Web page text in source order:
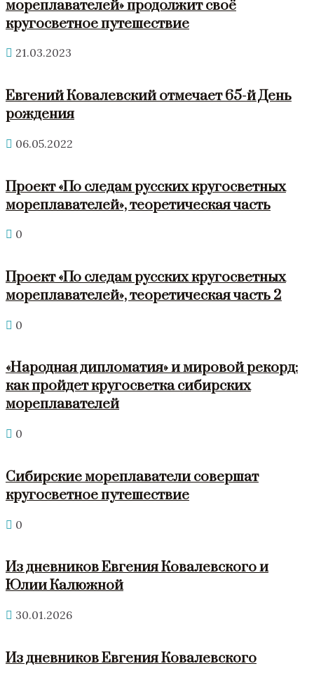
мореплавателей» продолжит своё
кругосветное путешествие
21.03.2023
Евгений Ковалевский отмечает 65-й День
рождения
06.05.2022
Проект «По следам русских кругосветных
мореплавателей», теоретическая часть
0
Проект «По следам русских кругосветных
мореплавателей», теоретическая часть 2
0
«Народная дипломатия» и мировой рекорд:
как пройдет кругосветка сибирских
мореплавателей
0
Сибирские мореплаватели совершат
кругосветное путешествие
0
Из дневников Евгения Ковалевского и
Юлии Калюжной
30.01.2026
Из дневников Евгения Ковалевского